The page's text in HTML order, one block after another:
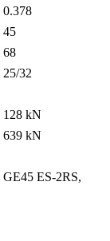
0.378
45
68
25/32
128 kN
639 kN
GE45 ES-2RS,